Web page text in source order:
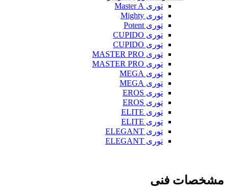
توری Master A
توری Mighty
توری Potent
توری CUPIDO
توری CUPIDO
توری MASTER PRO
توری MASTER PRO
توری MEGA
توری MEGA
توری EROS
توری EROS
توری ELITE
توری ELITE
توری ELEGANT
توری ELEGANT
مشخصات فنی